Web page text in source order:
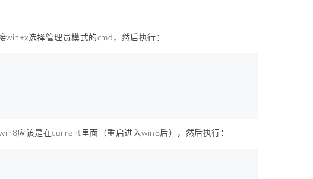
选择管理员模式的cmd，然后执行：
应该是在current里面（重启进入win8后），然后执行：